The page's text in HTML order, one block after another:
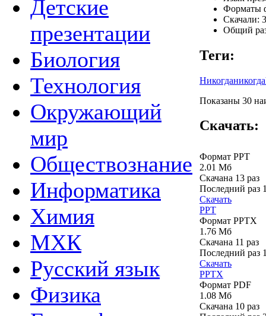
Детские
презентации
Биология
Технология
Окружающий
мир
Обществознание
Информатика
Химия
МХК
Русский язык
Физика
Форматы
Скачали:
Общий
Теги:
Никогданикогда
Показаны 30
Скачать:
Формат PPT
2.01 Мб
Скачана 13 раз
Последний раз
Скачать
PPT
Формат PPTX
1.76 Мб
Скачана 11 раз
Последний раз
Скачать
PPTX
Формат PDF
1.08 Мб
Скачана 10 раз